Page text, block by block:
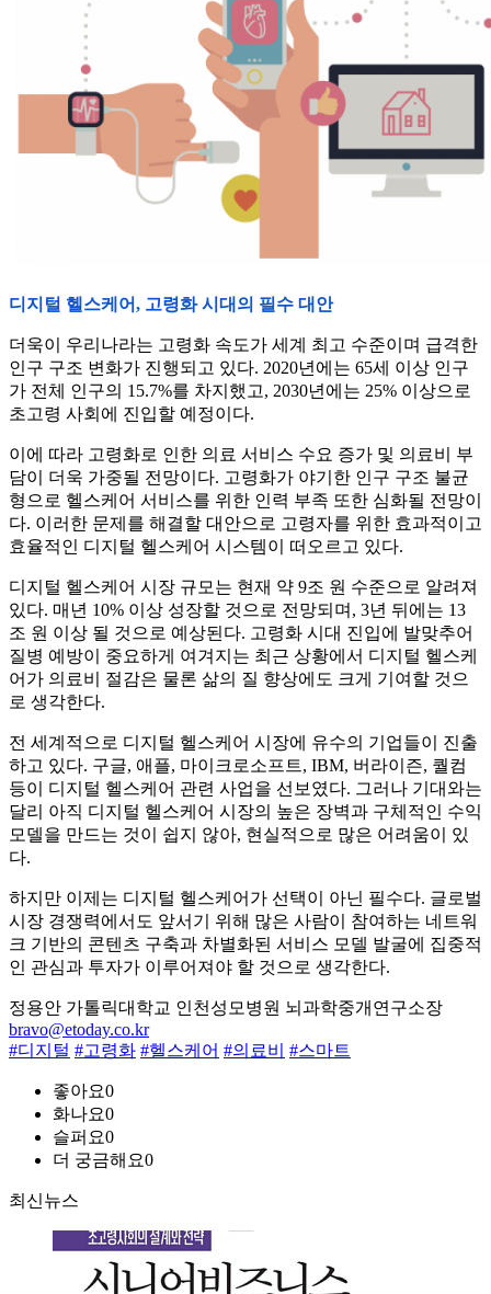
디지털 헬스케어, 고령화 시대의 필수 대안
더욱이 우리나라는 고령화 속도가 세계 최고 수준이며 급격한
인구 구조 변화가 진행되고 있다. 2020년에는 65세 이상 인구
가 전체 인구의 15.7%를 차지했고, 2030년에는 25% 이상으로
초고령 사회에 진입할 예정이다.
이에 따라 고령화로 인한 의료 서비스 수요 증가 및 의료비 부
담이 더욱 가중될 전망이다. 고령화가 야기한 인구 구조 불균
형으로 헬스케어 서비스를 위한 인력 부족 또한 심화될 전망이
다. 이러한 문제를 해결할 대안으로 고령자를 위한 효과적이고
효율적인 디지털 헬스케어 시스템이 떠오르고 있다.
디지털 헬스케어 시장 규모는 현재 약 9조 원 수준으로 알려져
있다. 매년 10% 이상 성장할 것으로 전망되며, 3년 뒤에는 13
조 원 이상 될 것으로 예상된다. 고령화 시대 진입에 발맞추어
질병 예방이 중요하게 여겨지는 최근 상황에서 디지털 헬스케
어가 의료비 절감은 물론 삶의 질 향상에도 크게 기여할 것으
로 생각한다.
전 세계적으로 디지털 헬스케어 시장에 유수의 기업들이 진출
하고 있다. 구글, 애플, 마이크로소프트, IBM, 버라이즌, 퀄컴
등이 디지털 헬스케어 관련 사업을 선보였다. 그러나 기대와는
달리 아직 디지털 헬스케어 시장의 높은 장벽과 구체적인 수익
모델을 만드는 것이 쉽지 않아, 현실적으로 많은 어려움이 있
다.
하지만 이제는 디지털 헬스케어가 선택이 아닌 필수다. 글로벌
시장 경쟁력에서도 앞서기 위해 많은 사람이 참여하는 네트워
크 기반의 콘텐츠 구축과 차별화된 서비스 모델 발굴에 집중적
인 관심과 투자가 이루어져야 할 것으로 생각한다.
정용안 가톨릭대학교 인천성모병원 뇌과학중개연구소장
bravo@etoday.co.kr
#디지털 #고령화 #헬스케어 #의료비 #스마트
좋아요0
화나요0
슬퍼요0
더 궁금해요0
최신뉴스